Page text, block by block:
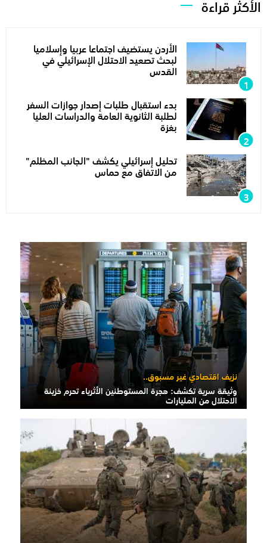
الأكثر قراءة
الأردن يستضيف اجتماعا عربيا وإسلاميا
لبحث تصعيد الاحتلال الإسرائيلي في
القدس
بدء استقبال طلبات إصدار جوازات السفر
لطلبة الثانوية العامة والدراسات العليا
بغزة
تحليل إسرائيلي يكشف "الجانب المظلم"
من الاتفاق مع حماس
نزيف اقتصادي غير مسبوق..
وثيقة سرية تكشف: هجرة المستوطنين الأثرياء تحرم خزينة
الاحتلال من المليارات